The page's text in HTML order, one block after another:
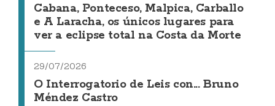
Cabana, Ponteceso, Malpica, Carballo
e A Laracha, os únicos lugares para
ver a eclipse total na Costa da Morte
29/07/2026
O Interrogatorio de Leis con... Bruno
Méndez Castro